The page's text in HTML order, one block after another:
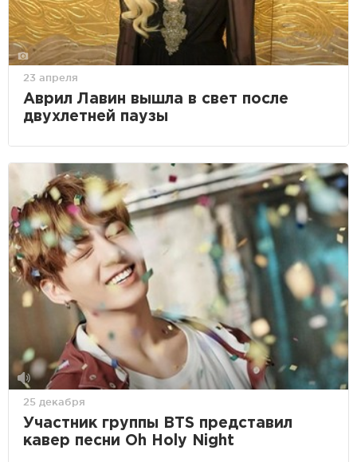
23 апреля
Аврил Лавин вышла в свет после
двухлетней паузы
25 декабря
Участник группы BTS представил
кавер песни Oh Holy Night